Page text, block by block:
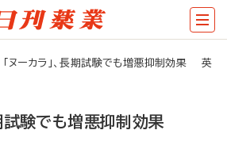
「ヌーカラ」、長期試験でも増悪抑制効果 英
期試験でも増悪抑制効果